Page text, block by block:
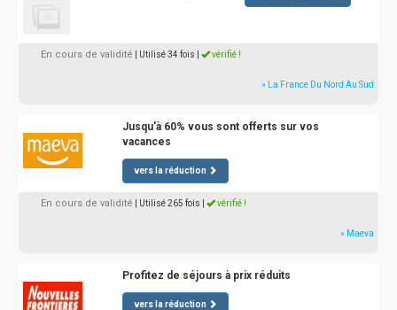
En cours de validité | Utilisé 34 fois vérifié !
» La France Du Nord Au Sud
Jusqu'à 60% vous sont offerts sur vos
vacances
vers la réduction
En cours de validité | Utilisé 265 fois vérifié !
» Maeva
Profitez de séjours à prix réduits
vers la réduction